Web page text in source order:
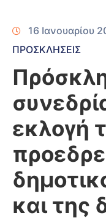
16 Ιανουαρίου
ΠΡΟΣΚΛΗΣΕΙΣ
εκλογή
και της